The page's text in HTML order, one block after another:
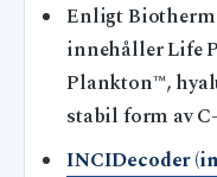
Enligt
innehåller Life
Plankton™,
stabil form av
INCIDecoder